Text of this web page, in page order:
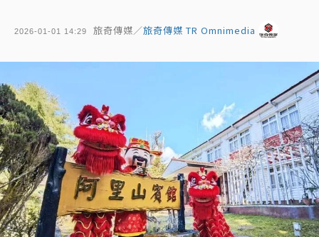
2026-01-01 14:29 旅奇傳媒／旅奇傳媒 TR Omnimedia